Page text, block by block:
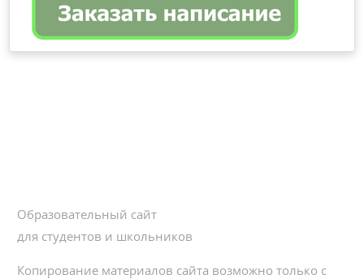
Образовательный сайт
для студентов и школьников
Копирование материалов сайта возможно только с